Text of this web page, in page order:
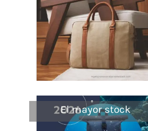
El mayor stock